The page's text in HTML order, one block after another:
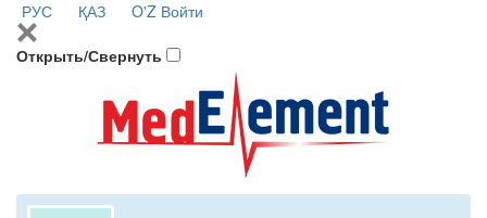
РУС ҚАЗ O'Z Войти
Открыть/Свернуть